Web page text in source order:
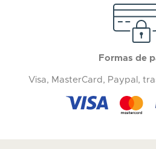
Formas de
Visa, MasterCard, Paypal,